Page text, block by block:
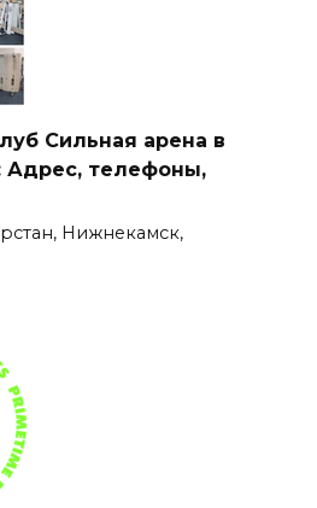
Сильная арена в
Адрес, телефоны,
Нижнекамск,